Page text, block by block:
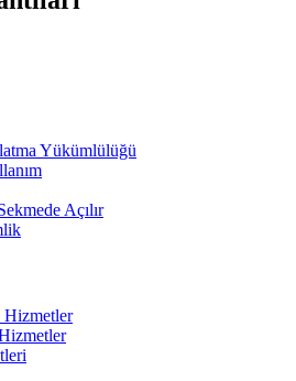
Yükümlülüğü
Açılır
Hizmetler